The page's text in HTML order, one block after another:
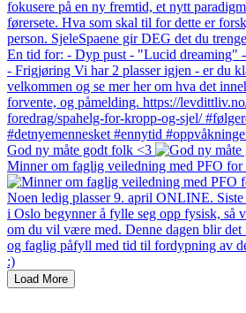
God ny måte godt folk <3
Minner om faglig veiledning med PFO for
Load More